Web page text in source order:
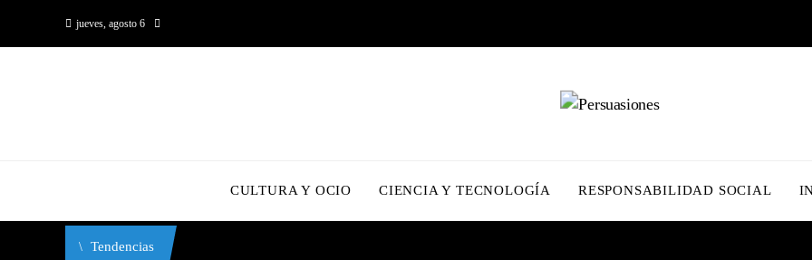
jueves, agosto 6
CULTURA Y OCIO CIENCIA Y TECNOLOGÍA RESPONSABILIDAD SOCIAL
Tendencias